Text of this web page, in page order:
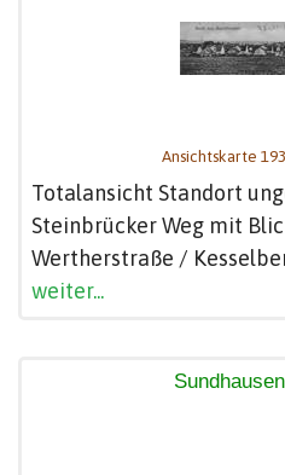
Ansichtskarte
Totalansicht Standort
Steinbrücker Weg mit
Wertherstraße /
weiter...